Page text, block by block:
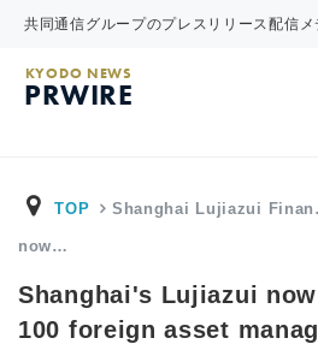
共同通信グループのプレスリリース配信メ
KYODO NEWS
PRWIRE
TOP Shanghai Lujiazui
now…
Shanghai's Lujiazui
100 foreign asset